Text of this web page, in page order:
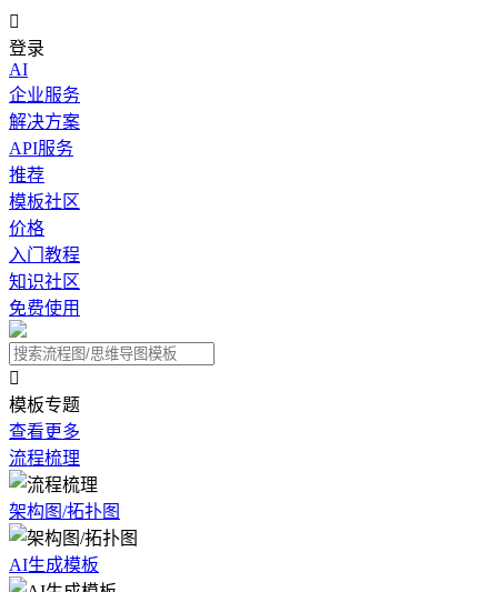

登录
AI
企业服务
解决方案
API服务
推荐
模板社区
价格
入门教程
知识社区
免费使用

模板专题
查看更多
流程梳理
架构图/拓扑图
AI生成模板